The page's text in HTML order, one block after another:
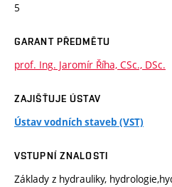
5
GARANT PŘEDMĚTU
prof. Ing. Jaromír Říha, CSc., DSc.
ZAJIŠŤUJE ÚSTAV
Ústav vodních staveb (VST)
VSTUPNÍ ZNALOSTI
Základy z hydrauliky,